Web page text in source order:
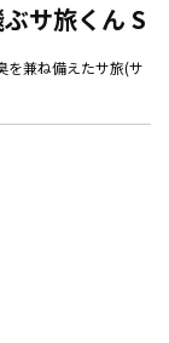
サ旅くん S
を兼ね備えたサ旅(サ